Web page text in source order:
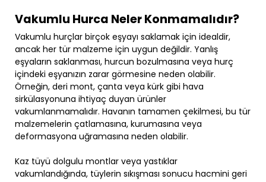
Vakumlu Hurca Neler Konmamalıdır?
Vakumlu hurçlar birçok eşyayı saklamak için idealdir,
ancak her tür malzeme için uygun değildir. Yanlış
eşyaların saklanması, hurcun bozulmasına veya hurç
içindeki eşyanızın zarar görmesine neden olabilir.
Örneğin, deri mont, çanta veya kürk gibi hava
sirkülasyonuna ihtiyaç duyan ürünler
vakumlanmamalıdır. Havanın tamamen çekilmesi, bu tür
malzemelerin çatlamasına, kurumasına veya
deformasyona uğramasına neden olabilir.
Kaz tüyü dolgulu montlar veya yastıklar
vakumlandığında, tüylerin sıkışması sonucu hacmini geri